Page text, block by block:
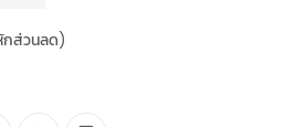
ส่วนลด)